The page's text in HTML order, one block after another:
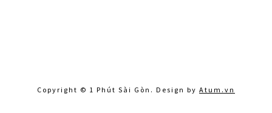
Copyright © 1 Phút Sài Gòn. Design by Atum.vn